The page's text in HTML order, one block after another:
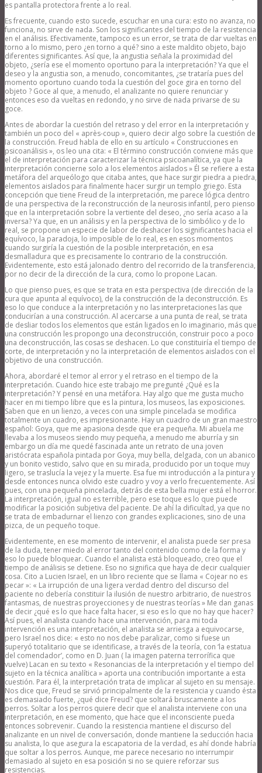
es pantalla protectora frente a lo real.
Es frecuente, cuando esto sucede, escuchar en una cura: esto no avanza, no
funciona, no sirve de nada. Son los significantes del tiempo de la resistencia
en el análisis. Efectivamente, tampoco es un error, se trata de dar vueltas en
torno a lo mismo, pero ¿en torno a qué? sino a este maldito objeto, bajo
diferentes significantes. Así que, la angustia señala la proximidad del
objeto, ¿sería ese el momento oportuno para la interpretación? Ya que el
deseo y la angustia son, a menudo, concomitantes, ¿se trataría pues del
momento oportuno cuando toda la cuestión del goce gira en torno del
objeto ? Goce al que, a menudo, el analizante no quiere renunciar y
entonces eso da vueltas en redondo, y no sirve de nada privarse de su
goce.
Antes de abordar la cuestión del retraso y del error en la interpretación y
también un poco del « après-coup », quiero decir algo sobre la cuestión de
la construcción. Freud habla de ello en su artículo « Construcciones en
psicoanálisis », os leo una cita: « El término construcción conviene más que
el de interpretación para caracterizar la técnica psicoanalítica, ya que la
interpretación concierne solo a los elementos aislados » Él se refiere a esta
metáfora del arqueólogo que citaba antes, que hace surgir piedra a piedra,
elementos aislados para finalmente hacer surgir un templo griego. Esta
concepción que tiene Freud de la interpretación, me parece lógica dentro
de una perspectiva de la reconstrucción de la neurosis infantil, pero pienso
que en la interpretación sobre la vertiente del deseo, ¿no sería acaso a la
inversa? Ya que, en un análisis y en la perspectiva de lo simbólico y de lo
real, se propone un especie de labor de deshacer los significantes hacia el
equívoco, la paradoja, lo imposible de lo real, es en esos momentos
cuando surgiría la cuestión de la posible interpretación, en esa
desmalladura que es precisamente lo contrario de la construcción.
Evidentemente, esto está jalonado dentro del recorrido de la transferencia,
por no decir de la dirección de la cura, como lo propone Lacan.
Lo que pienso pues, es que se trata en esta perspectiva (de dirección de la
cura que apunta al equívoco), de la construcción de la deconstrucción. Es
eso lo que conduce a la interpretación y no las interpretaciones las que
conducirían a una construcción. Al acercarse a una punta de real, se trata
de desliar todos los elementos que están ligados en lo imaginario, más que
una construcción les propongo una deconstrucción, construir poco a poco
una deconstrucción, las cosas se deshacen. Lo que constituiría el tiempo de
corte, de interpretación y no la interpretación de elementos aislados con el
objetivo de una construcción.
Ahora, abordaré el temor al error y el retraso en el tiempo de la
interpretación. Cuando hice este trabajo me pregunté ¿Qué es la
interpretación? Y pensé en una metáfora. Hay algo que me gusta mucho
hacer en mi tiempo libre que es la pintura, los museos, las exposiciones.
Saben que en un lienzo, a veces con una simple pincelada se modifica
totalmente un cuadro, es impresionante. Hay un cuadro de un gran maestro
español: Goya, que me apasiona desde que era pequeña. Mi abuela me
llevaba a los museos siendo muy pequeña, a menudo me aburría y sin
embargo un día me quedé fascinada ante un retrato de una joven
aristócrata española pintada por Goya, muy bella, delgada, con un abanico
y un bonito vestido, salvo que en su mirada, producido por un toque muy
ligero, se traslucía la vejez y la muerte. Esa fue mi introducción a la pintura y
desde entonces nunca olvido este cuadro y voy a verlo frecuentemente. Así
pues, con una pequeña pincelada, detrás de esta bella mujer está el horror.
La interpretación, igual no es terrible, pero ese toque es lo que puede
modificar la posición subjetiva del paciente. De ahí la dificultad, ya que no
se trata de embadurnar el lienzo con grandes explicaciones, sino de una
pizca, de un pequeño toque.
Evidentemente, en ese momento de intervenir, el analista puede ser presa
de la duda, tener miedo al error tanto del contenido como de la forma y
eso lo puede bloquear. Cuando el analista está bloqueado, creo que el
tiempo de análisis se detiene. Eso no significa que haya de decir cualquier
cosa. Cito a Lucien Israel, en un libro reciente que se llama « Cojear no es
pecar »: « La irrupción de una ligera verdad dentro del discurso del
paciente no debería constituir la ilusión de nuestro arbitrario, de nuestros
fantasmas, de nuestras proyecciones y de nuestras teorías » Me dan ganas
de decir ¿qué es lo que hace falta hacer, si eso es lo que no hay que hacer?
Así pues, el analista cuando hace una intervención, para mi toda
intervención es una interpretación, el analista se arriesga a equivocarse,
pero Israel nos dice: « esto no nos debe paralizar, como si fuese un
superyó totalitario que se identificase, a través de la teoría, con ‘la estatua
del comendador’, como en D. Juan ( la imagen paterna terrorífica que
vuelve) Lacan en su texto « Resonancias de la interpretación y el tiempo del
sujeto en la técnica analítica » aporta una contribución importante a esta
cuestión. Para él, la interpretación trata de implicar al sujeto en su mensaje.
Nos dice que, Freud se sirvió principalmente de la resistencia y cuando ésta
es demasiado fuerte, ¿qué dice Freud? que soltará bruscamente a los
perros. Soltar a los perros quiere decir que el analista interviene con una
interpretación, en ese momento, que hace que el inconsciente pueda
entonces sobrevenir. Cuando la resistencia mantiene el discurso del
analizante en un nivel de conversación, donde mantiene la seducción hacia
su analista, lo que asegura la escapatoria de la verdad, es ahí donde habría
que soltar a los perros. Aunque, me parece necesario no interrumpir
demasiado al sujeto en esa posición si no se quiere reforzar sus
resistencias.